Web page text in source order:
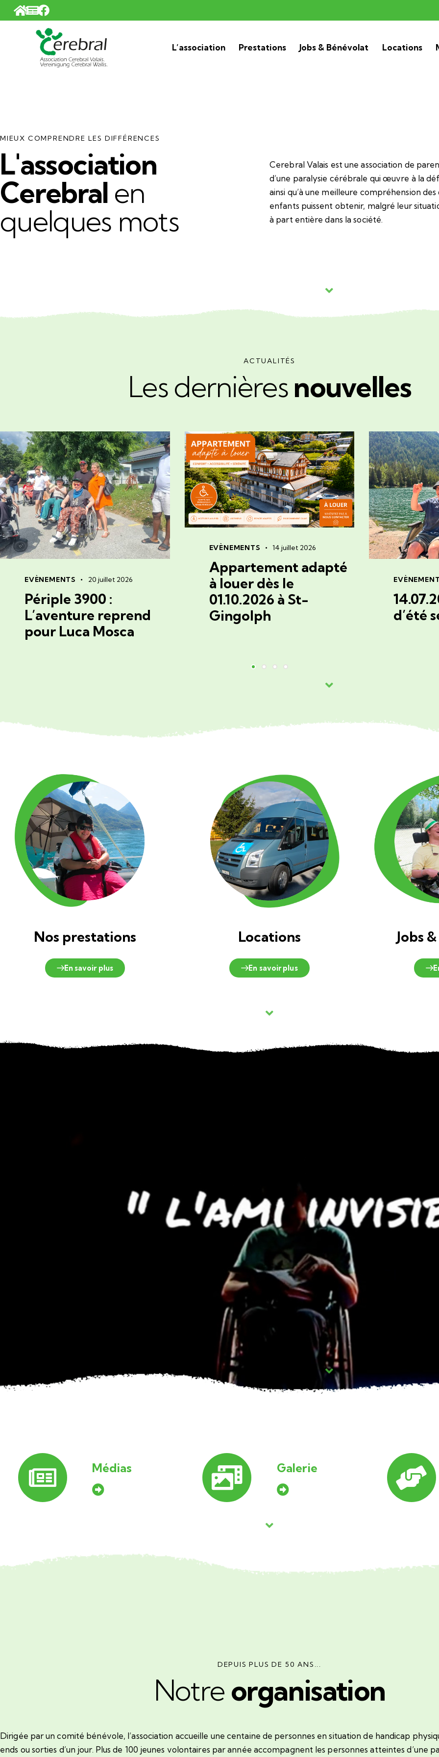
L’association Prestations Jobs & Bénévolat Locations
MIEUX COMPRENDRE LES DIFFÉRENCES
L'association
Cerebral en
quelques mots
Cerebral Valais est une association de
d’une paralysie cérébrale qui œuvre à la
ainsi qu’à une meilleure compréhension
enfants puissent obtenir, malgré leur
à part entière dans la société.
ACTUALITÉS
Les dernièresnouvelles
EVÈNEMENTS 20 juillet 2026
Périple 3900 :
L’aventure reprend
pour Luca Mosca
EVÈNEMENTS 14 juillet 2026
Appartement adapté
à louer dès le
01.10.2026 à St-
Gingolph
d’été
Nos prestations
En savoir plus
Locations
En savoir plus
Jobs
Voir la vidéo
Médias Galerie
DEPUIS PLUS DE 50 ANS...
Notre organisation
Dirigée par un comité bénévole, l’association accueille une centaine de personnes en situation de handicap
ends ou sorties d’un jour. Plus de 100 jeunes volontaires par année accompagnent les personnes atteintes d’une
Panneau de gestion des cookies